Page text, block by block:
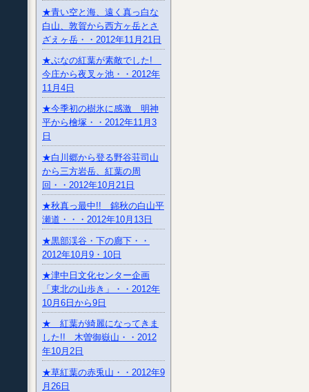
★青い空と海、遠く真っ白な
白山、敦賀から西方ヶ岳とさ
ざえヶ岳・・2012年11月21日
★ぶなの紅葉が素敵でした!
今庄から夜叉ヶ池・・2012年
11月4日
★今季初の樹氷に感激 明神
平から檜塚・・2012年11月3
日
★白川郷から登る野谷荘司山
から三方岩岳、紅葉の周
回・・2012年10月21日
★秋真っ最中!! 錦秋の白山平
瀬道・・・2012年10月13日
★黒部渓谷・下の廊下・・
2012年10月9・10日
★津中日文化センター企画
「東北の山歩き」・・2012年
10月6日から9日
★ 紅葉が綺麗になってきま
した!! 木曽御嶽山・・2012
年10月2日
★草紅葉の赤兎山・・2012年9
月26日